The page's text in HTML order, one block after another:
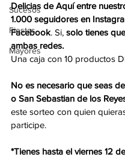
Sucesos
Fiestas
Mayores
Delicias de Aquí entre
1.000 seguidores en
Facebook. Si, solo tienes
ambas redes.
Una caja con 10 productos
No es necesario que seas
o San Sebastian de los
este sorteo con quien
participe.
*Tienes hasta el viernes 12